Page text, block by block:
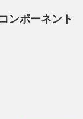
ンポーネント